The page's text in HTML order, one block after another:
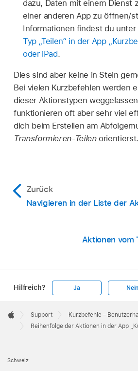
dazu, Daten mit einem Dienst
einer anderen App zu öffnen/
Informationen findest du unter
Typ „Teilen“ in der App
oder iPad.
Dies sind aber keine in Stein
Bei vielen Kurzbefehlen werden
dieser Aktionstypen
funktionieren oft aber sehr viel
dich beim Erstellen am
Transformieren-Teilenorientierst.
Zurück
Navigieren in der Liste der
Aktionen vom
Hilfreich? Ja Nein
Footer

Apple
Support
Kurzbefehle –
Reihenfolge der Aktionen in der App
Schweiz